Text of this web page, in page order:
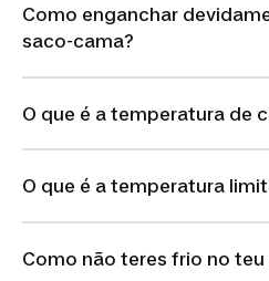
Como enganchar
saco-cama?
O que é a temperatura de
O que é a temperatura
Como não teres frio no